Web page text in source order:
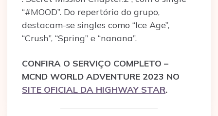
“#MOOD”. Do repertório do grupo,
destacam-se singles como “Ice Age”,
“Crush”, “Spring” e “nanana”.
CONFIRA O SERVIÇO COMPLETO –
MCND WORLD ADVENTURE 2023 NO
SITE OFICIAL DA HIGHWAY STAR.